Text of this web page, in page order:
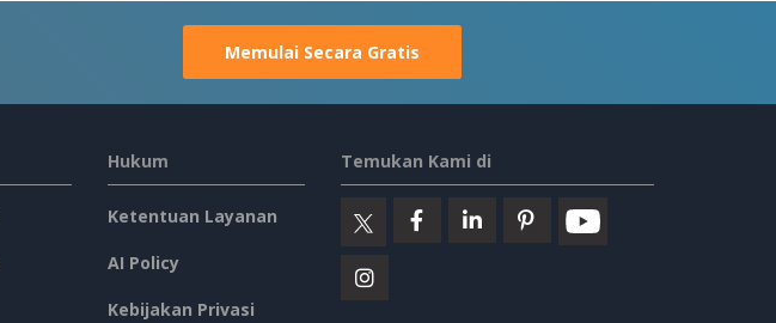
Memulai Secara Gratis
Hukum
Ketentuan Layanan
AI Policy
Kebijakan Privasi
Temukan Kami di